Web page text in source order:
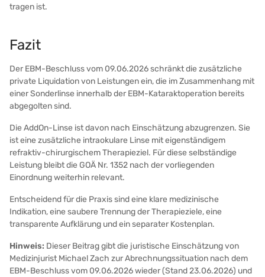
tragen ist.
Fazit
Der EBM-Beschluss vom 09.06.2026 schränkt die zusätzliche
private Liquidation von Leistungen ein, die im Zusammenhang mit
einer Sonderlinse innerhalb der EBM-Kataraktoperation bereits
abgegolten sind.
Die AddOn-Linse ist davon nach Einschätzung abzugrenzen. Sie
ist eine zusätzliche intraokulare Linse mit eigenständigem
refraktiv-chirurgischem Therapieziel. Für diese selbständige
Leistung bleibt die GOÄ Nr. 1352 nach der vorliegenden
Einordnung weiterhin relevant.
Entscheidend für die Praxis sind eine klare medizinische
Indikation, eine saubere Trennung der Therapieziele, eine
transparente Aufklärung und ein separater Kostenplan.
Hinweis: Dieser Beitrag gibt die juristische Einschätzung von
Medizinjurist Michael Zach zur Abrechnungssituation nach dem
EBM-Beschluss vom 09.06.2026 wieder (Stand 23.06.2026) und